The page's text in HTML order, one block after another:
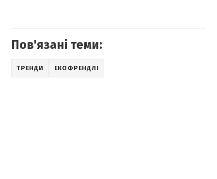
Пов'язані теми:
ТРЕНДИ ЕКОФРЕНДЛІ